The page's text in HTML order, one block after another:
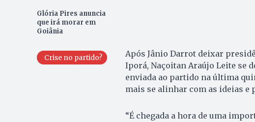
Glória Pires anuncia
que irá morar em
Goiânia
Crise no partido?
Após Jânio Darrot deixar
Iporá, Naçoitan Araújo Leite se
enviada ao partido na última
mais se alinhar com as ideias e
“É chegada a hora de uma